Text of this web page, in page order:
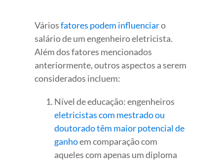
Váriosfatores podem influenciaro
salário de um engenheiro eletricista.
Além dos fatores mencionados
anteriormente, outros aspectos a serem
considerados incluem:
Nível de educação: engenheiros
eletricistas com mestrado ou
doutorado têm maior potencial de
ganhoem comparação com
aqueles com apenas um diploma